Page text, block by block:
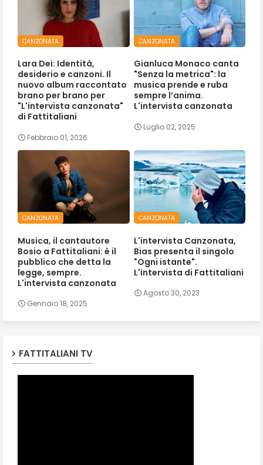
CANZONATA
Lara Dei: Identità,
desiderio e canzoni. Il
nuovo album raccontato
brano per brano per
"L'intervista canzonata"
di Fattitaliani
Febbraio 01, 2026
CANZONATA
Gianluca Monaco canta
"Senza la metrica": la
musica prende e ruba
sempre l’anima.
L'intervista canzonata
Luglio 02, 2025
CANZONATA
Musica, il cantautore
Bosio a Fattitaliani: è il
pubblico che detta la
legge, sempre.
L'intervista canzonata
Gennaio 18, 2025
CANZONATA
L'intervista Canzonata,
Bias presenta il singolo
"Ogni istante".
L'intervista di Fattitaliani
Agosto 30, 2023
FATTITALIANI TV